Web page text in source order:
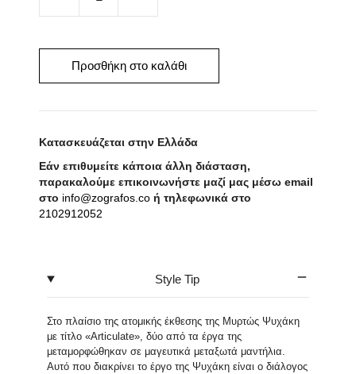
Untitled
1
απο
ποσότητα
Προσθήκη στο καλάθι
Κατασκευάζεται στην Ελλάδα
Εάν επιθυμείτε κάποια άλλη διάσταση,
παρακαλούμε επικοινωνήστε μαζί μας μέσω email
στο info@zografos.co ή τηλεφωνικά στο
2102912052
Style Tip
Στο πλαίσιο της ατομικής έκθεσης της Μυρτώς Ψυχάκη
με τίτλο «Articulate», δύο από τα έργα της
μεταμορφώθηκαν σε μαγευτικά μεταξωτά μαντήλια.
Αυτό που διακρίνει το έργο της Ψυχάκη είναι ο διάλογος